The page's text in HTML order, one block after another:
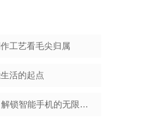
工艺看毛尖归属
活的起点
小米Mix 2S刷机包，解锁智能手机的无限可能